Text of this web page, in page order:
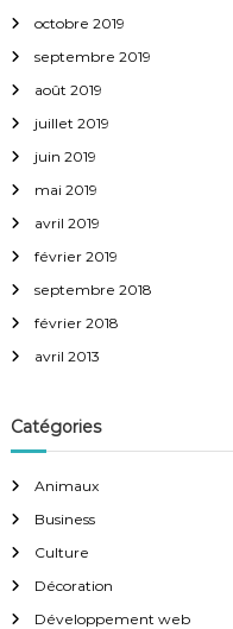
octobre 2019
septembre 2019
août 2019
juillet 2019
juin 2019
mai 2019
avril 2019
février 2019
septembre 2018
février 2018
avril 2013
Catégories
Animaux
Business
Culture
Décoration
Développement web